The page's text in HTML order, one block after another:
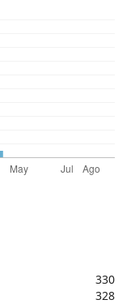
330
328